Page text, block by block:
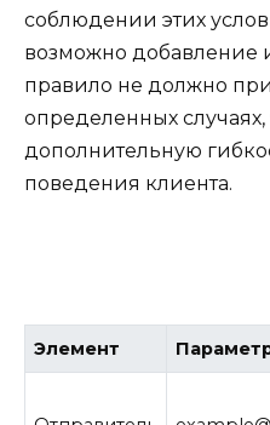
соблюдении этих
возможно добавление
правило не должно
определенных случаях,
дополнительную
поведения клиента.
Элемент